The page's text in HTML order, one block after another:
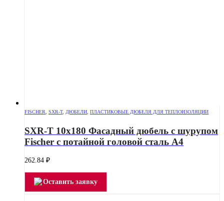
FISCHER SXR-T, ДЮБЕЛИ ПЛАСТИКОВЫЕ ДЮБЕЛЯ ДЛЯ ТЕПЛОИЗОЛЯЦИИ
SXR-T 10х180 Фасадный дюбель с шурупом
Fischer с потайной головой сталь А4
262.84 ₽
Оставить заявку